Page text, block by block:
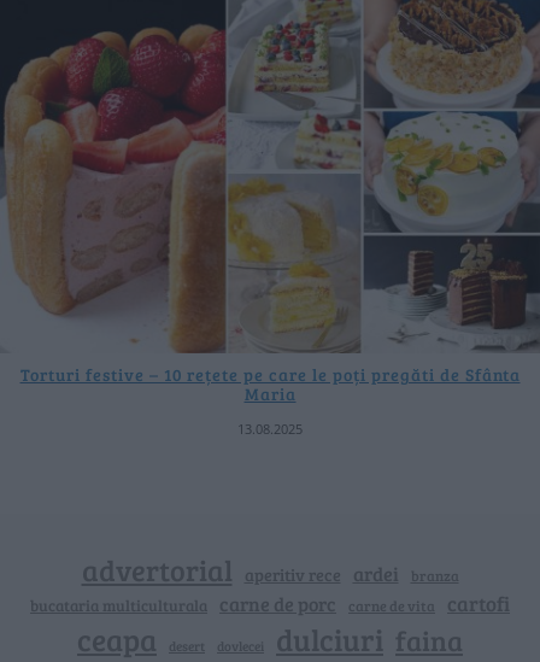
Torturi festive – 10 rețete pe care le poți pregăti de Sfânta
Maria
13.08.2025
advertorial aperitiv rece ardei branza
bucataria multiculturala carne de porc carne de vita cartofi
ceapa desert dovlecei dulciuri faina